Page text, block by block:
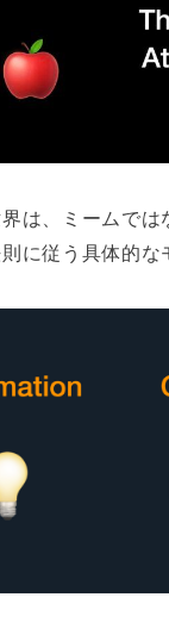
は、ミームでは
に従う具体的な